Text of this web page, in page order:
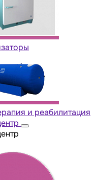
и реабилитация